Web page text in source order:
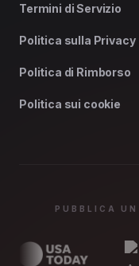
Termini di Servizio
Politica sulla Privacy
Politica di Rimborso
Politica sui cookie
PUBBLICA